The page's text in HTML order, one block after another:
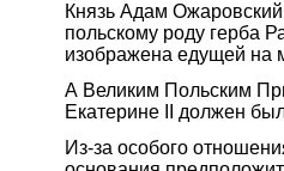
Князь Адам
польскому роду герба
изображена едущей на
А Великим Польским
Екатерине II должен
Из-за особого